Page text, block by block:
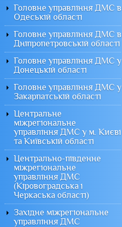
Головне управління ДМС в
Одеській області
Головне управління ДМС в
Дніпропетровській області
Головне управління ДМС у
Донецькій області
Головне управління ДМС у
Закарпатській області
Центральне
міжрегіональне
управління ДМС у м. Києві
та Київській області
Центрально-південне
міжрегіональне
управління ДМС
(Кіровоградська і
Черкаська області)
Західне міжрегіональне
управління ДМС